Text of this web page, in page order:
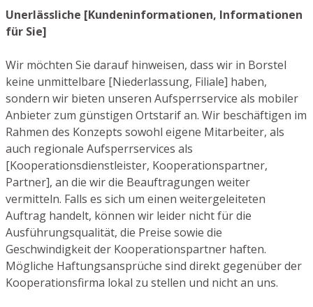
Unerlässliche [Kundeninformationen, Informationen
für Sie]
Wir möchten Sie darauf hinweisen, dass wir in Borstel
keine unmittelbare [Niederlassung, Filiale] haben,
sondern wir bieten unseren Aufsperrservice als mobiler
Anbieter zum günstigen Ortstarif an. Wir beschäftigen im
Rahmen des Konzepts sowohl eigene Mitarbeiter, als
auch regionale Aufsperrservices als
[Kooperationsdienstleister, Kooperationspartner,
Partner], an die wir die Beauftragungen weiter
vermitteln. Falls es sich um einen weitergeleiteten
Auftrag handelt, können wir leider nicht für die
Ausführungsqualität, die Preise sowie die
Geschwindigkeit der Kooperationspartner haften.
Mögliche Haftungsansprüche sind direkt gegenüber der
Kooperationsfirma lokal zu stellen und nicht an uns.